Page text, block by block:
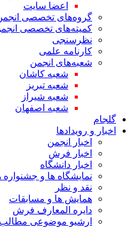
اعضا سایت
گروه‌های تخصصی انجمن
کمیته‌های تخصصی انجمن
نظرسنجی
کارنامه علمی
شعبه‌های انجمن
شعبه کاشان
شعبه تبریز
شعبه شیراز
شعبه اصفهان
گلجام
اخبار و رویدادها
اخبار انجمن
اخبار فرش
اخبار دانشگاه
نمایشگاه ها و جشنواره ها
نقد و نظر
همایش ها و مسابقات
دایره المعارف فرش
ارشیو موضوعی مطالب